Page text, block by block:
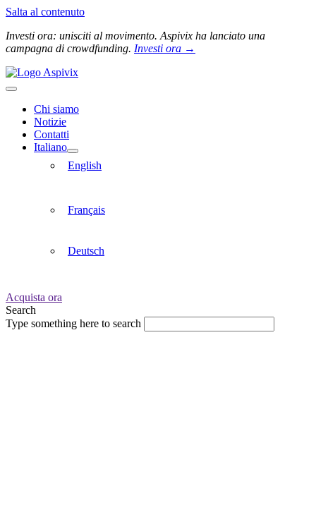
Salta al contenuto
Investi ora: unisciti al movimento. Aspivix ha lanciato una
campagna di crowdfunding. Investi ora →
Chi siamo
Notizie
Contatti
Italiano
English
Français
Deutsch
Acquista ora
Search
Type something here to search